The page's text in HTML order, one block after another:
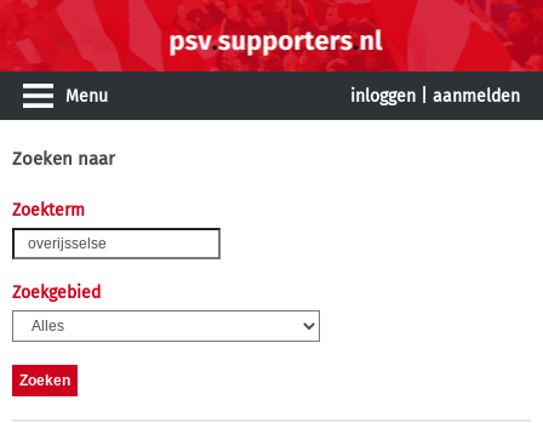
Menu inloggen aanmelden
Zoeken naar
Zoekterm
Zoekgebied